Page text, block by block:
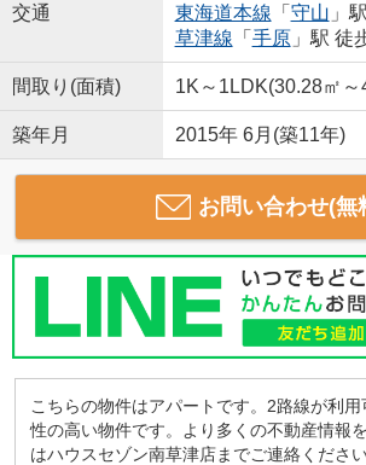
交通
東海道本線 「 守山 」
草津線 「 手原」駅 徒
間取り(面積) 1K～1LDK(30.28㎡～
築年月 2015年 6月(築11年)
お問い合わせ(無
こちらの物件はアパートです。2路線が利
性の高い物件です。より多くの不動産情報
はハウスセゾン南草津店までご連絡くださ